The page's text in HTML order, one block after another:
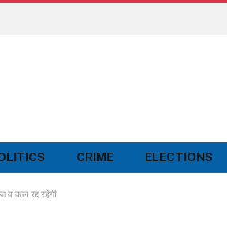
CRIME ELECTIONS
कल रद्द रहेंगी